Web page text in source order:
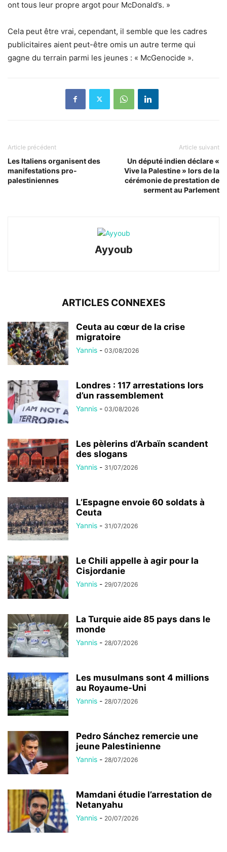
ont tous leur propre argot pour McDonald’s. »
Cela peut être vrai, cependant, il semble que les cadres
publicitaires aient peut-être omis un autre terme qui
gagne du terrain parmi les jeunes : « McGenocide ».
Article précédent
Les Italiens organisent des
manifestations pro-
palestiniennes
Article suivant
Un député indien déclare «
Vive la Palestine » lors de la
cérémonie de prestation de
serment au Parlement
Ayyoub
ARTICLES CONNEXES
Ceuta au cœur de la crise
migratoire
Yannis - 03/08/2026
Londres : 117 arrestations lors
d’un rassemblement
Yannis - 03/08/2026
Les pèlerins d’Arbaïn scandent
des slogans
Yannis - 31/07/2026
L’Espagne envoie 60 soldats à
Ceuta
Yannis - 31/07/2026
Le Chili appelle à agir pour la
Cisjordanie
Yannis - 29/07/2026
La Turquie aide 85 pays dans le
monde
Yannis - 28/07/2026
Les musulmans sont 4 millions
au Royaume-Uni
Yannis - 28/07/2026
Pedro Sánchez remercie une
jeune Palestinienne
Yannis - 28/07/2026
Mamdani étudie l’arrestation de
Netanyahu
Yannis - 20/07/2026